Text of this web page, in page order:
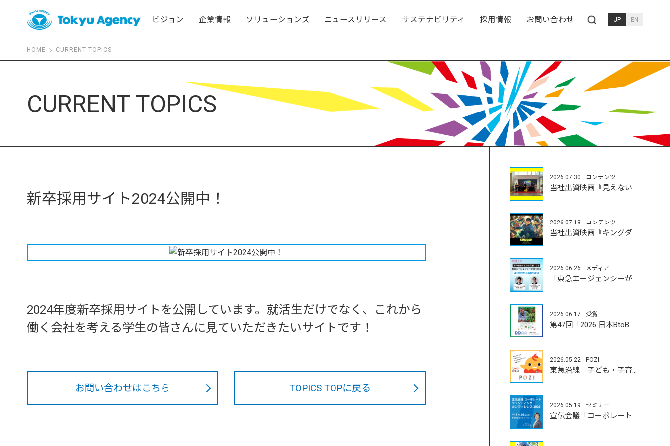
ビジョン 企業情報 ソリューションズ ニュースリリース サステナビリティ 採用情報 お問い合わせ JP EN
HOME CURRENT TOPICS
CURRENT TOPICS
新卒採用サイト2024公開中！
2024年度新卒採用サイトを公開しています。就活生だけでなく、これから
働く会社を考える学生の皆さんに見ていただきたいサイトです！
お問い合わせはこちら TOPICS TOPに戻る
2026.07.30 コンテンツ
当社出資映画『見えない娘』が富川国際映画祭にて受賞
2026.07.13 コンテンツ
当社出資映画『キングダム 魂の決戦』7月17日（金）公開！
2026.06.26 メディア
「東急エージェンシーが見つけたAI時代の人間の価値」
2026.06.17 受賞
第47回「2026 日本BtoB 広告賞」
2026.05.22 POZI
2026.05.19 セミナー
宣伝会議「コーポレートブランディングカンファレンス」